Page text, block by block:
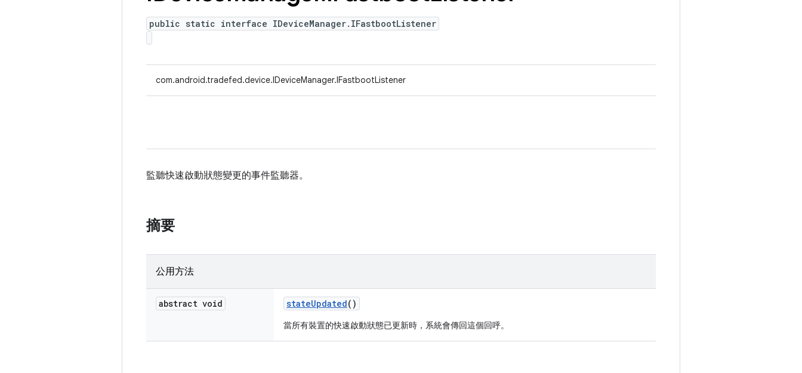
public static interface IDeviceManager.IFastbootListener
com.android.tradefed.device.IDeviceManager.IFastbootListener
監聽快速啟動狀態變更的事件監聽器。
摘要
公用方法
abstract void stateUpdated()
當所有裝置的快速啟動狀態已更新時，系統會傳回這個回呼。